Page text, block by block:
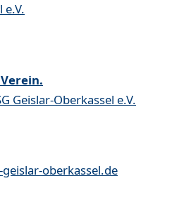
e.V.
Geislar-Oberkassel e.V.
oberkassel.de